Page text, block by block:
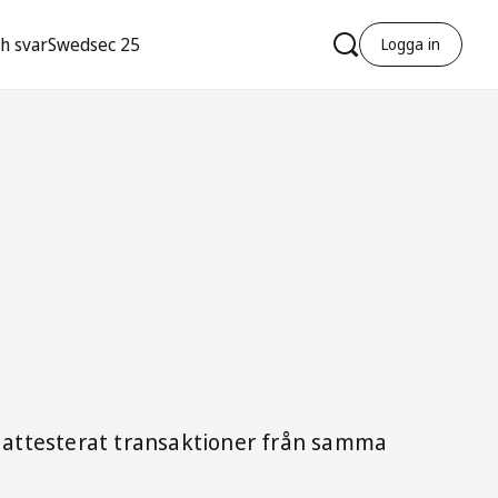
svarSwedsec 25 Logga in
transaktioner från samma